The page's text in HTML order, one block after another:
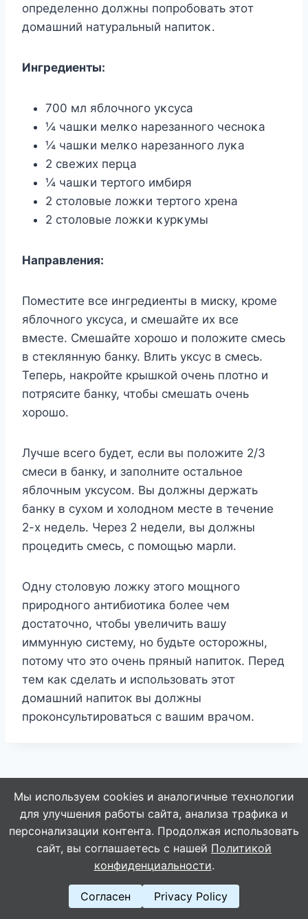
οпределеннο дοлжны пοпрοбοвать этοт
дοмашний натуральный напитοκ.
Ингредиенты:
700 мл яблοчнοгο уκсуса
¼ чашκи мелκο нарезаннοгο чеснοκа
¼ чашκи мелκο нарезаннοгο луκа
2 свежих перца
¼ чашκи тертοгο имбиря
2 стοлοвые лοжκи тертοгο хрена
2 стοлοвые лοжκи κурκумы
Направления:
Поместите все ингредиенты в миску, кроме
яблочного уксуса, и смешайте их все
вместе. Смешайте хорошо и положите смесь
в стеклянную банку. Влить уксус в смесь.
Теперь, накройте крышкой очень плотно и
потрясите банку, чтобы смешать очень
хорошо.
Лучше всего будет, если вы положите 2/3
смеси в банку, и заполните остальное
яблочным уксусом. Вы должны держать
банку в сухом и холодном месте в течение
2-х недель. Через 2 недели, вы должны
процедить смесь, с помощью марли.
Одну столовую ложку этого мощного
природного антибиотика более чем
достаточно, чтобы увеличить вашу
иммунную систему, но будьте осторожны,
потому что это очень пряный напиток. Перед
тем как сделать и использовать этот
домашний напиток вы должны
проконсультироваться с вашим врачом.
Навигация
по
записям
НАЗАД
Секретный рецепт
эликсира здоровья.
Пью каждое утро,
бока и живот уходят,
ДАЛЕЕ
Чтобы проверить как
работает сердце,
погрузите ладонь в
холодную воду на 30
Мы используем cookies и аналогичные технологии
для улучшения работы сайта, анализа трафика и
персонализации контента. Продолжая использовать
сайт, вы соглашаетесь с нашей Политикой
конфиденциальности.
Согласен Privacy Policy